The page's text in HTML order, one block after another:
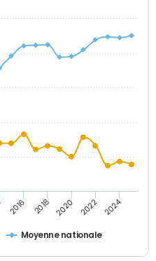
Moyenne nationale
2016 2018 2020 2022 2024